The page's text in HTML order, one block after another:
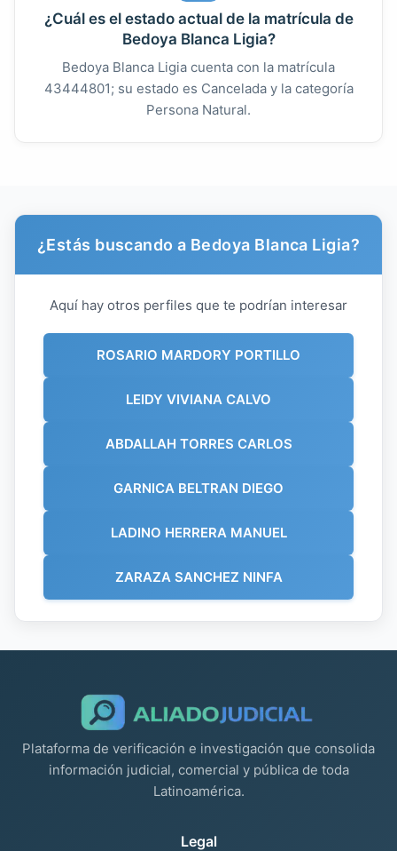
¿Cuál es el estado actual de la matrícula de
Bedoya Blanca Ligia?
Bedoya Blanca Ligia cuenta con la matrícula
43444801; su estado es Cancelada y la categoría
Persona Natural.
¿Estás buscando a Bedoya Blanca Ligia?
Aquí hay otros perfiles que te podrían interesar
ROSARIO MARDORY PORTILLO
LEIDY VIVIANA CALVO
ABDALLAH TORRES CARLOS
GARNICA BELTRAN DIEGO
LADINO HERRERA MANUEL
ZARAZA SANCHEZ NINFA
Plataforma de verificación e investigación que consolida
información judicial, comercial y pública de toda
Latinoamérica.
Legal